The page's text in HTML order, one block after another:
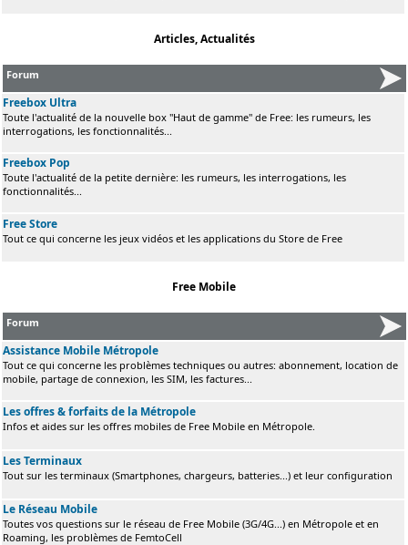
Articles, Actualités
Forum
Freebox Ultra
Toute l'actualité de la nouvelle box "Haut de gamme" de Free: les rumeurs, les
interrogations, les fonctionnalités...
Freebox Pop
Toute l'actualité de la petite dernière: les rumeurs, les interrogations, les
fonctionnalités...
Free Store
Tout ce qui concerne les jeux vidéos et les applications du Store de Free
Free Mobile
Forum
Assistance Mobile Métropole
Tout ce qui concerne les problèmes techniques ou autres: abonnement, location de
mobile, partage de connexion, les SIM, les factures...
Les offres & forfaits de la Métropole
Infos et aides sur les offres mobiles de Free Mobile en Métropole.
Les Terminaux
Tout sur les terminaux (Smartphones, chargeurs, batteries...) et leur configuration
Le Réseau Mobile
Toutes vos questions sur le réseau de Free Mobile (3G/4G...) en Métropole et en
Roaming, les problèmes de FemtoCell